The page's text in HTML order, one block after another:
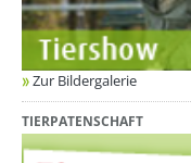
Zur Bildergalerie
TIERPATENSCHAFT